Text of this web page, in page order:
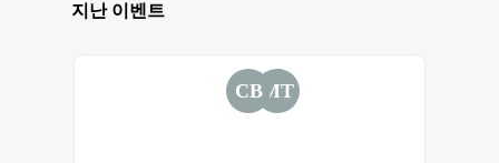
지난 이벤트
CBMT